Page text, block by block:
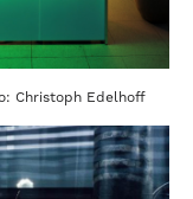
Christoph Edelhoff